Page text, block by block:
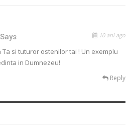
Says 10 ani ago
Ta si tuturor ostenilor tai ! Un exemplu
in Dumnezeu!
Reply